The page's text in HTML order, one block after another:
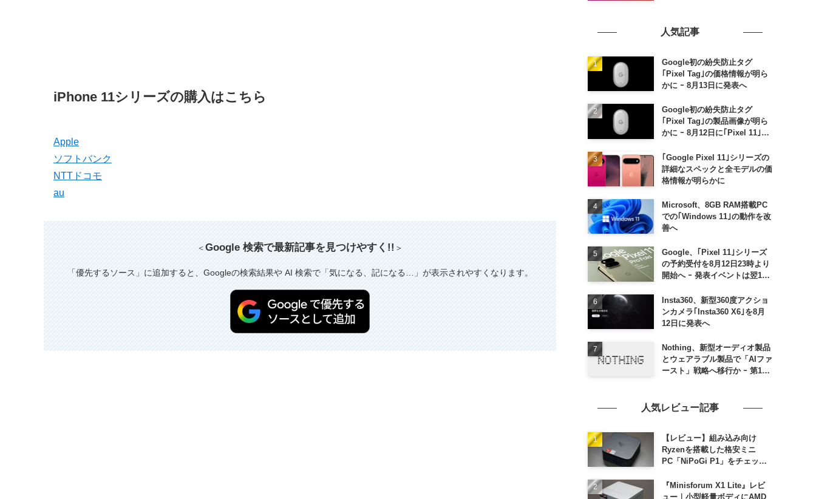
iPhone 11シリーズの購入はこちら
Apple
ソフトバンク
NTTドコモ
au
＜Google 検索で最新記事を見つけやすく!! ＞
「優先するソース」に追加すると、Googleの検索結果や AI 検索で「気になる、記になる…」が表示されやすくなります。
人気記事
Google初の紛失防止タグ
｢Pixel Tag｣の価格情報が明ら
かに ｰ 8月13日に発表へ
Google初の紛失防止タグ
｢Pixel Tag｣の製品画像が明ら
かに ｰ 8月12日に｢Pixel 11｣な
｢Google Pixel 11｣シリーズの
詳細なスペックと全モデルの価
格情報が明らかに
Microsoft、8GB RAM搭載PC
での｢Windows 11｣の動作を改
善へ
Google、｢Pixel 11｣シリーズ
の予約受付を8月12日23時より
開始へ ｰ 発表イベントは翌13
Insta360、新型360度アクショ
ンカメラ｢Insta360 X6｣を8月
12日に発表へ
Nothing、新型オーディオ製品
とウェアラブル製品で「AIファ
ースト」戦略へ移行か ｰ 第1弾
人気レビュー記事
【レビュー】組み込み向け
Ryzenを搭載した格安ミニ
PC「NiPoGi P1」をチェック
高性能
『Minisforum X1 Lite』レビ
ュー｜小型軽量ボディにAMD